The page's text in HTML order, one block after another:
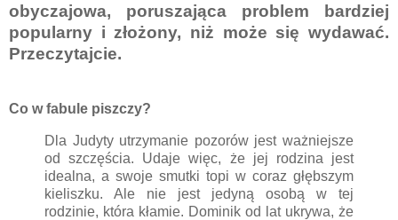
obyczajowa, poruszająca problem bardziej
popularny i złożony, niż może się wydawać.
Przeczytajcie.
Co w fabule piszczy?
Dla Judyty utrzymanie pozorów jest ważniejsze
od szczęścia. Udaje więc, że jej rodzina jest
idealna, a swoje smutki topi w coraz głębszym
kieliszku. Ale nie jest jedyną osobą w tej
rodzinie, która kłamie. Dominik od lat ukrywa, że